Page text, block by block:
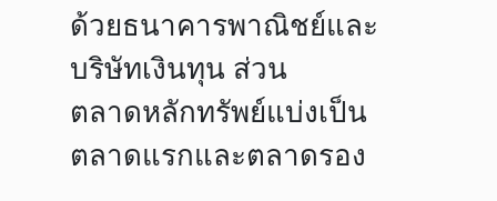
ด้วยธนาคารพาณิชย์และ
บริษัทเงินทุน ส่วน
ตลาดหลักทรัพย์แบ่งเป็น
ตลาดแรกและตลาดรอง